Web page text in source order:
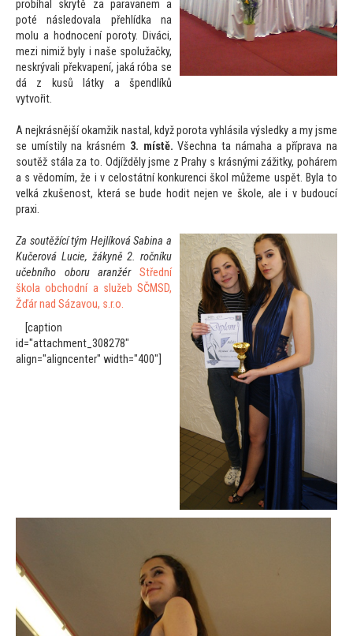
probíhal skrytě za paravanem a
poté následovala přehlídka na
molu a hodnocení poroty. Diváci,
mezi nimiž byly i naše spolužačky,
neskrývali překvapení, jaká róba se
dá z kusů látky a špendlíků
vytvořit.
A nejkrásnější okamžik nastal, když porota vyhlásila výsledky a my jsme
se umístily na krásném 3. místě. Všechna ta námaha a příprava na
soutěž stála za to. Odjížděly jsme z Prahy s krásnými zážitky, pohárem
a s vědomím, že i v celostátní konkurenci škol můžeme uspět. Byla to
velká zkušenost, která se bude hodit nejen ve škole, ale i v budoucí
praxi.
Za soutěžící tým Hejlíková Sabina a
Kučerová Lucie, žákyně 2. ročníku
učebního oboru aranžér
Střední
škola obchodní a služeb SČMSD,
Žďár nad Sázavou, s.r.o.
[caption
id="attachment_308278"
align="aligncenter" width="400"]